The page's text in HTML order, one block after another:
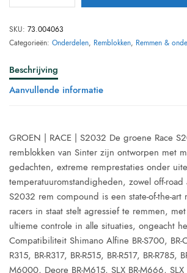
SKU: 73.004063
Categorieën: Onderdelen, Remblokken, Remmen &
Beschrijving
Aanvullende informatie
GROEN | RACE | S2032 De groene Race
remblokken van Sinter zijn ontworpen met
gedachten, extreme remprestaties onder
temperatuuromstandigheden, zowel off-road
S2032 rem compound is een state-of-the-art
racers in staat stelt agressief te remmen,
ultieme controle in alle situaties, ongeacht
Compatibiliteit Shimano Alfine BR-S700, BR-
R315, BR-R317, BR-R515, BR-R517, BR-R785,
M6000, Deore BR-M615, SLX BR-M666, SLX